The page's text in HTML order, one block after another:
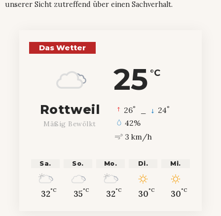
unserer Sicht zutreffend über einen Sachverhalt.
Das Wetter
25 °C
Rottweil
Mäßig Bewölkt
26° 24°
42%
3 km/h
Sa.
32°C
So.
35°C
Mo.
32°C
Di.
30°C
Mi.
30°C